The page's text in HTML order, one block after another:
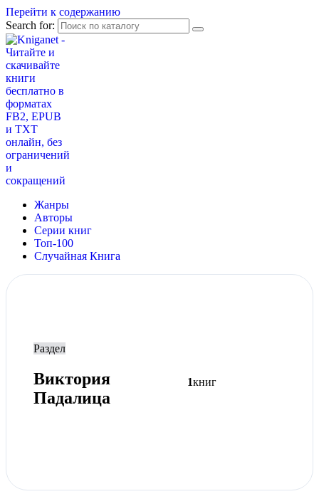
Перейти к содержанию
Search for:
Жанры
Авторы
Серии книг
Топ-100
Случайная Книга
Раздел
Виктория
Падалица
1книг